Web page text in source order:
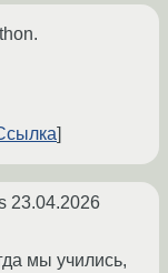
23.04.2026
мы учились,